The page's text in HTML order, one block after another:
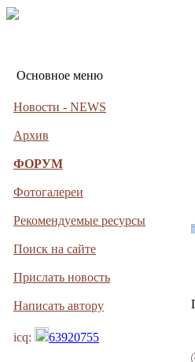
Основное меню
Новости - NEWS
Архив
ФОРУМ
Фотогалереи
Рекомендуемые ресурсы
Поиск на сайте
Прислать новость
Написать автору
icq: 63920755